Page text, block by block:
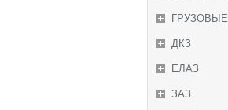
ГРУЗОВЫЕ
ДКЗ
ЕЛАЗ
ЗАЗ